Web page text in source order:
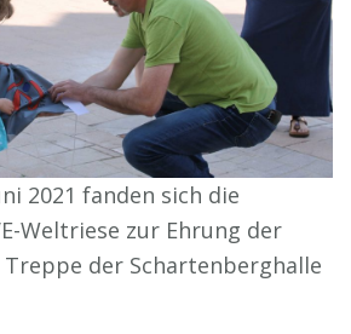
2021 fanden sich die
Weltriese zur Ehrung der
der Schartenberghalle